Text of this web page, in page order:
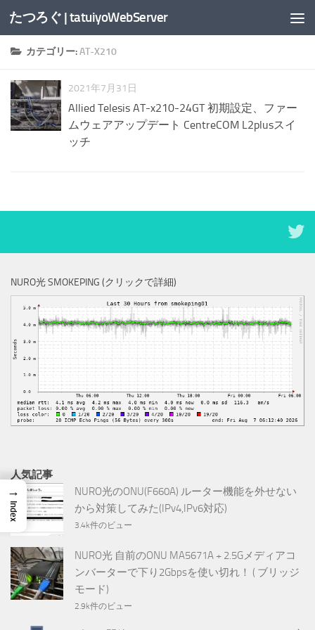
コンテンツへスキップ
たつろぐ | tatuiyoWebServer
カテゴリー:AT-X210
2021年7月31日
Allied Telesis AT-x210-24GT 初期設定、ファー
ムウェアアップデート CentreCOM L2plusスイ
ッチ
NURO光 SMOKEPING (クリックで詳細)
人気記事
NURO光のONU(F660A) ルーター機能を外せない
から対策してみた(IPv4,IPv6対応)
3.4k件のビュー
NURO光 自前のONU MA5671A + 2.5Gメディアコ
ンバーターで下り2Gbpsを使い切れ！ ( ブリッジ
モード)
2.9k件のビュー
→
Index